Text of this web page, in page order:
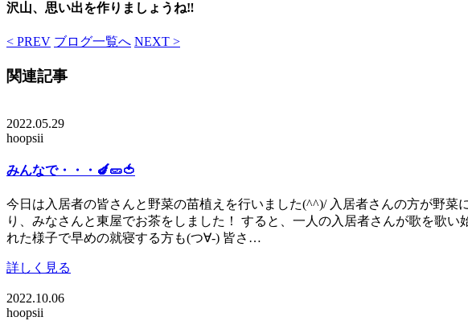
沢山、思い出を作りましょうね‼
< PREV ブログ一覧へ NEXT >
関連記事
2022.05.29
hoopsii
みんなで・・・🍆🥒🍅
今日は入居者の皆さんと野菜の苗植えを行いました(^^)/ 入居者さんの方が野
り、みなさんと東屋でお茶をしました！ すると、一人の入居者さんが歌を歌
れた様子で早めの就寝する方も(つ∀-) 皆さ…
詳しく見る
2022.10.06
hoopsii